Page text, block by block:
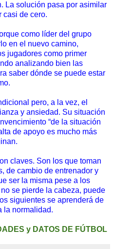
La solución pasa por asimilar
casi de cero.
como líder del grupo
en el nuevo camino,
jugadores como primer
analizando bien las
saber dónde se puede estar
pero, a la vez, el
y ansiedad. Su situación
“de la situación
de apoyo es mucho más
claves. Son los que toman
de cambio de entrenador y
ser la misma pese a los
se pierde la cabeza, puede
siguientes se aprenderá de
la normalidad.
y DATOS DE FÚTBOL